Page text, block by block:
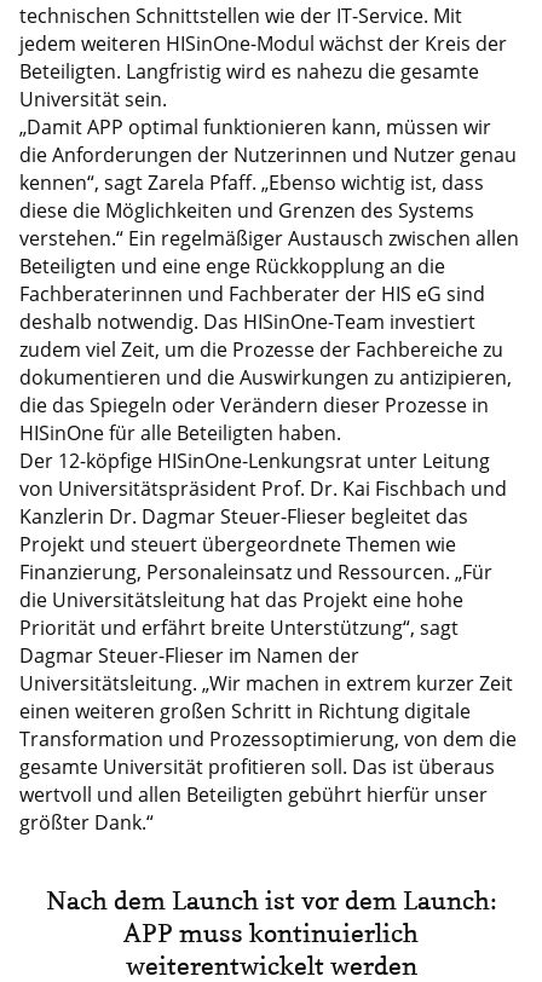
technischen Schnittstellen wie der IT-Service. Mit
jedem weiteren HISinOne-Modul wächst der Kreis der
Beteiligten. Langfristig wird es nahezu die gesamte
Universität sein.
„Damit APP optimal funktionieren kann, müssen wir
die Anforderungen der Nutzerinnen und Nutzer genau
kennen“, sagt Zarela Pfaff. „Ebenso wichtig ist, dass
diese die Möglichkeiten und Grenzen des Systems
verstehen.“ Ein regelmäßiger Austausch zwischen allen
Beteiligten und eine enge Rückkopplung an die
Fachberaterinnen und Fachberater der HIS eG sind
deshalb notwendig. Das HISinOne-Team investiert
zudem viel Zeit, um die Prozesse der Fachbereiche zu
dokumentieren und die Auswirkungen zu antizipieren,
die das Spiegeln oder Verändern dieser Prozesse in
HISinOne für alle Beteiligten haben.
Der 12-köpfige HISinOne-Lenkungsrat unter Leitung
von Universitätspräsident Prof. Dr. Kai Fischbach und
Kanzlerin Dr. Dagmar Steuer-Flieser begleitet das
Projekt und steuert übergeordnete Themen wie
Finanzierung, Personaleinsatz und Ressourcen. „Für
die Universitätsleitung hat das Projekt eine hohe
Priorität und erfährt breite Unterstützung“, sagt
Dagmar Steuer-Flieser im Namen der
Universitätsleitung. „Wir machen in extrem kurzer Zeit
einen weiteren großen Schritt in Richtung digitale
Transformation und Prozessoptimierung, von dem die
gesamte Universität profitieren soll. Das ist überaus
wertvoll und allen Beteiligten gebührt hierfür unser
größter Dank.“
Nach dem Launch ist vor dem Launch:
APP muss kontinuierlich
weiterentwickelt werden